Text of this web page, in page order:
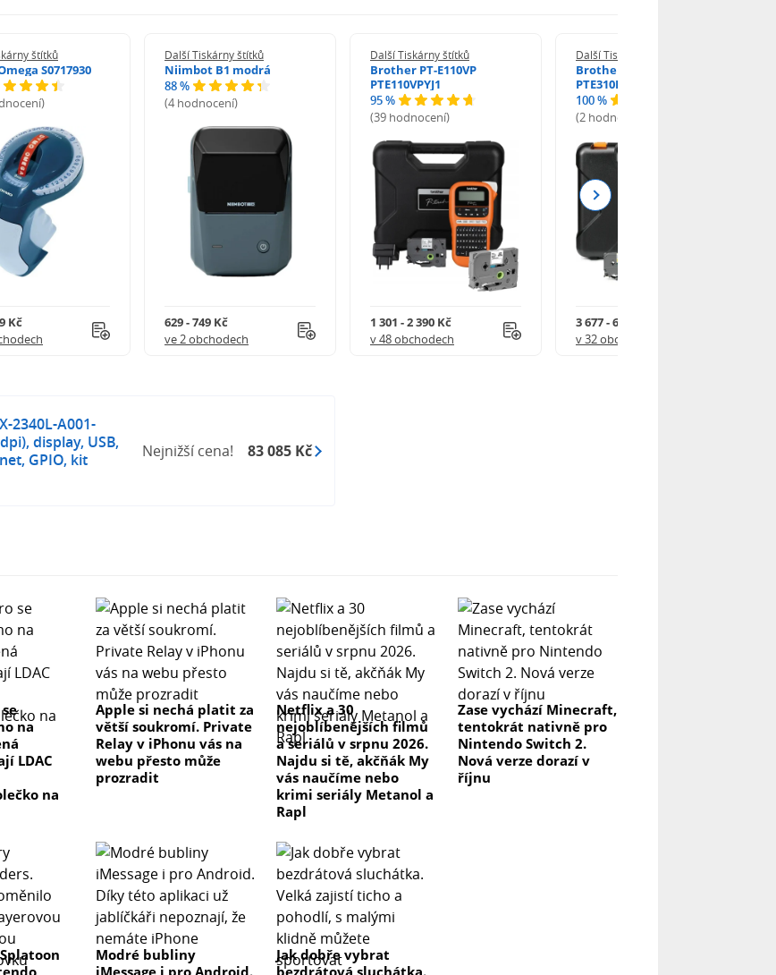
štítků
S0717930
Kč
Další Tiskárny štítků
Niimbot B1 modrá
88 %
(4 hodnocení)
629 - 749 Kč
ve 2 obchodech
Další Tiskárny štítků
Brother PT-E110VP
PTE110VPYJ1
95 %
(39 hodnocení)
1 301 - 2 390 Kč
v 48 obchodech
Další Tiskárny štítků
Brother PT-E310BTVP
PTE310BTVPQL1
100 %
(2 hodnocení)
3 677 - 6 290 Kč
v 32 obchodech
Next
2340L-A001-
display, USB,
GPIO, kit
Nejnižší cena! 83 085 Kč
na
LDAC
na
Apple si nechá platit za
větší soukromí. Private
Relay v iPhonu vás na
webu přesto může
prozradit
Netflix a 30
nejoblíbenějších filmů
a seriálů v srpnu 2026.
Najdu si tě, akčňák My
vás naučíme nebo
krimi seriály Metanol a
Rapl
Zase vychází Minecraft,
tentokrát nativně pro
Nintendo Switch 2.
Nová verze dorazí v
říjnu
Modré bubliny
iMessage i pro Android.
Jak dobře vybrat
bezdrátová sluchátka.